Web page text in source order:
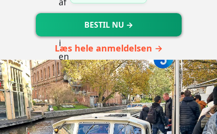
BESTIL NU →
Læs hele anmeldelsen →